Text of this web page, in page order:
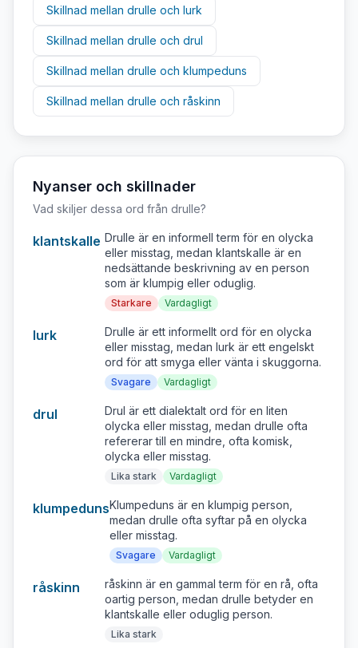
Skillnad mellan drulle och lurk
Skillnad mellan drulle och drul
Skillnad mellan drulle och klumpeduns
Skillnad mellan drulle och råskinn
Nyanser och skillnader
Vad skiljer dessa ord från drulle?
klantskalle Drulle är en informell term för en olycka
eller misstag, medan klantskalle är en
nedsättande beskrivning av en person
som är klumpig eller oduglig.
Starkare Vardagligt
lurk
Drulle är ett informellt ord för en olycka
eller misstag, medan lurk är ett engelskt
ord för att smyga eller vänta i skuggorna.
Svagare Vardagligt
drul
Drul är ett dialektalt ord för en liten
olycka eller misstag, medan drulle ofta
refererar till en mindre, ofta komisk,
olycka eller misstag.
Lika stark Vardagligt
klumpedunsKlumpeduns är en klumpig person,
medan drulle ofta syftar på en olycka
eller misstag.
Svagare Vardagligt
råskinn
råskinn är en gammal term för en rå, ofta
oartig person, medan drulle betyder en
klantskalle eller oduglig person.
Lika stark